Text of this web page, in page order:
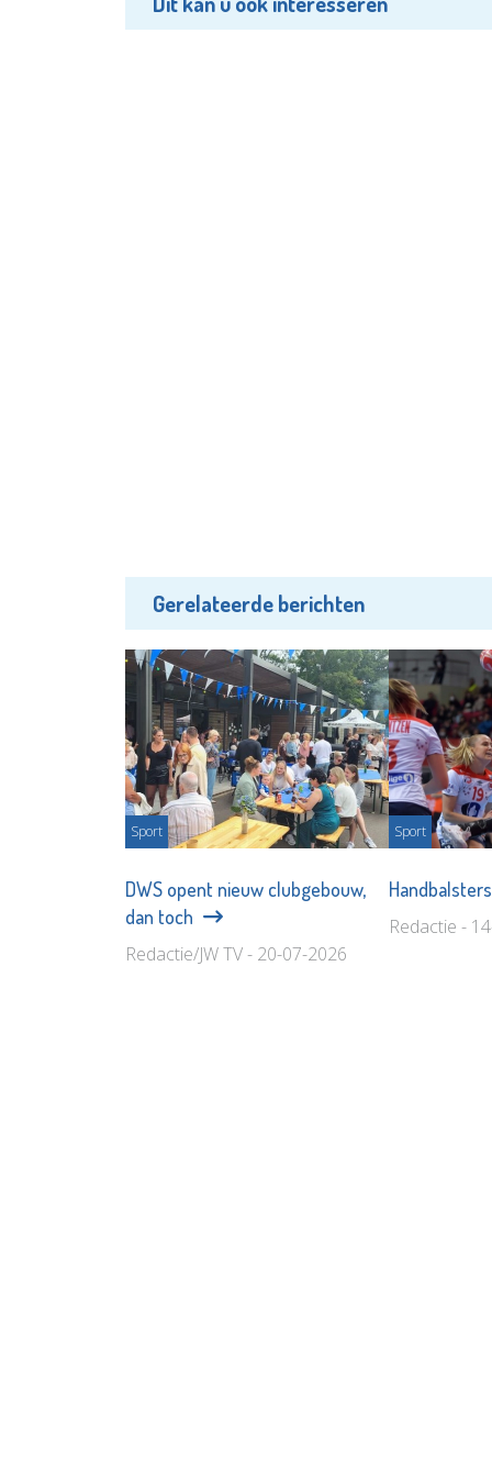
Gerelateerde berichten
Sport
DWS opent nieuw clubgebouw,
dan toch
Redactie/JW TV - 20-07-2026
Sport
Redactie -